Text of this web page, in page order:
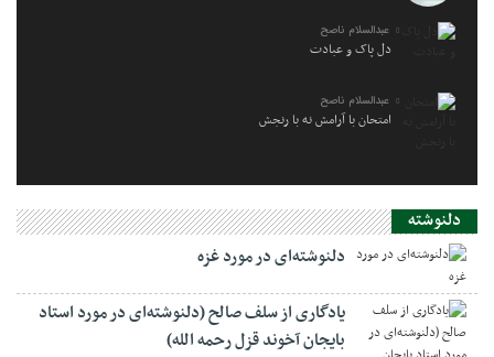
عبدالسلام ناصح
دل پاک و عبادت
عبدالسلام ناصح
امتحان با آرامش نه با رنجش
دلنوشته
دلنوشته‌ای در مورد غزه
یادگاری از سلف صالح (دلنوشته‌ای در مورد استاد
بایجان آخوند قزل رحمه الله)